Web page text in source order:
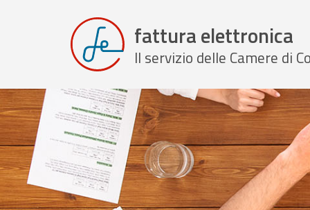
fattura elettronica
Il servizio delle Camere di